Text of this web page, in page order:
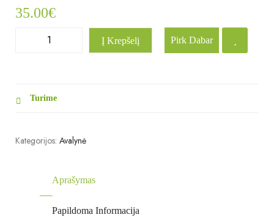
35.00€
Į Krepšelį Pirk Dabar
Turime
Kategorijos: Avalynė
Aprašymas
Papildoma Informacija